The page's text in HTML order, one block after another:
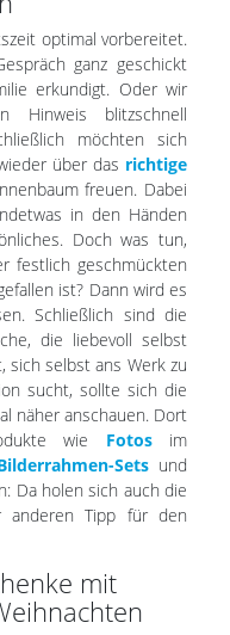
optimal vorbereitet.
ganz geschickt
erkundigt. Oder wir
blitzschnell
möchten sich
über das richtige
freuen. Dabei
in den Händen
Doch was tun,
festlich geschmückten
ist? Dann wird es
Schließlich sind die
die liebevoll selbst
sich selbst ans Werk zu
sucht, sollte sich die
näher anschauen. Dort
wie Fotosim
Sets und
Da holen sich auch die
anderen Tipp für den
mit